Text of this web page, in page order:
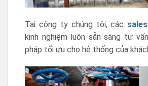
Tại công ty chúng tôi, các
kinh nghiệm luôn sẵn sàng tư
pháp tối ưu cho hệ thống của